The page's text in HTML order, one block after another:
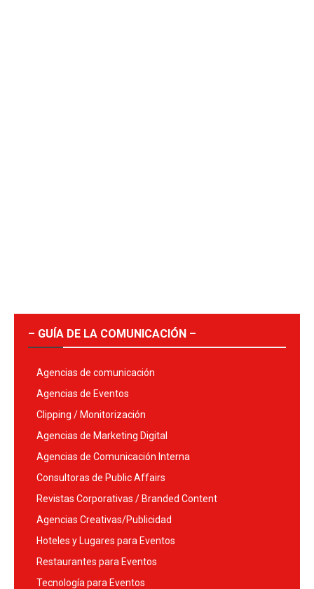
– GUÍA DE LA COMUNICACIÓN –
Agencias de comunicación
Agencias de Eventos
Clipping / Monitorización
Agencias de Marketing Digital
Agencias de Comunicación Interna
Consultoras de Public Affairs
Revistas Corporativas / Branded Content
Agencias Creativas/Publicidad
Hoteles y Lugares para Eventos
Restaurantes para Eventos
Tecnología para Eventos